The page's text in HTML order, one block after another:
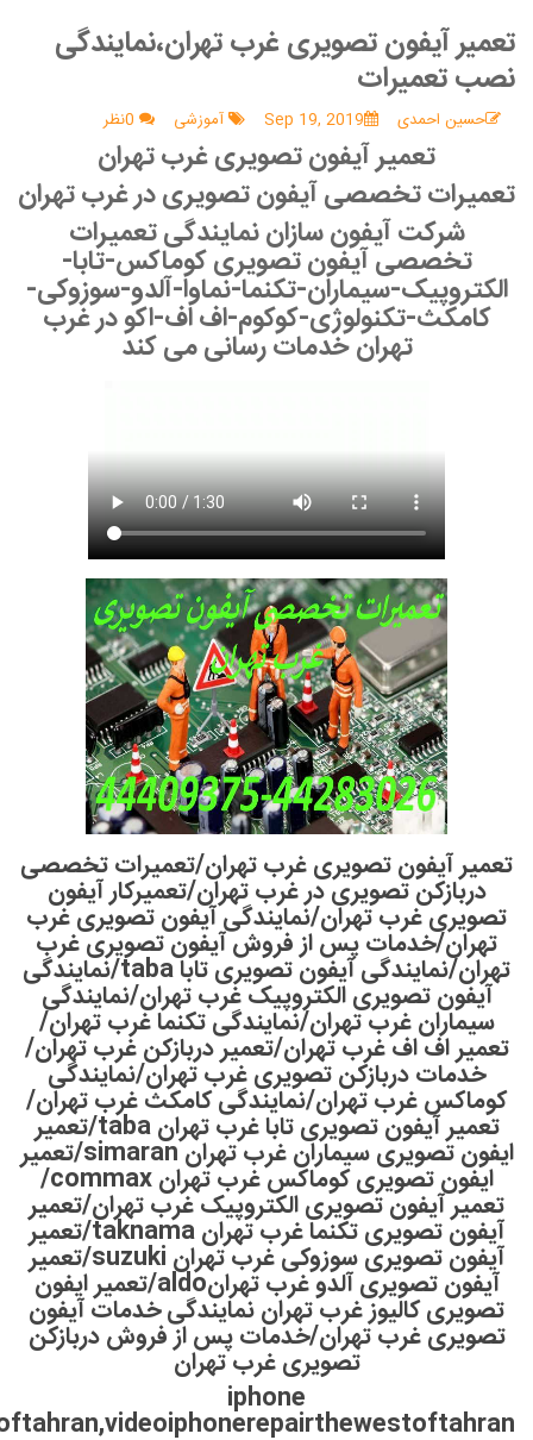
تعمیر آیفون تصویری غرب تهران،نمایندگی
نصب تعمیرات
حسین احمدی Sep 19, 2019 آموزشی
تعمیر آیفون تصویری غرب تهران
تعمیرات تخصصی آیفون تصویری در غرب تهران
شرکت آیفون سازان نمایندگی تعمیرات
تخصصی آیفون تصویری کوماکس-تابا-
الکتروپیک-سیماران-تکنما-نماوا-آلدو-سوزوکی-
کامکث-تکنولوژی-کوکوم-اف اف-اکو در غرب
تهران خدمات رسانی می کند
تعمیر آیفون تصویری غرب تهران/تعمیرات تخصصی
دربازکن تصویری در غرب تهران/تعمیرکار آیفون
تصویری غرب تهران/نمایندگی آیفون تصویری غرب
تهران/خدمات پس از فروش آیفون تصویری غرب
تهران/نمایندگی آیفون تصویری تابا taba/نمایندگی
آیفون تصویری الکتروپیک غرب تهران/نمایندگی
سیماران غرب تهران/نمایندگی تکنما غرب تهران/
تعمیر اف اف غرب تهران/تعمیر دربازکن غرب تهران/
خدمات دربازکن تصویری غرب تهران/نمایندگی
کوماکس غرب تهران/نمایندگی کامکث غرب تهران/
تعمیر آیفون تصویری تابا غرب تهران taba/تعمیر
ایفون تصویری سیماران غرب تهران simaran/تعمیر
ایفون تصویری کوماکس غرب تهران commax/
تعمیر آیفون تصویری الکتروپیک غرب تهران/تعمیر
آیفون تصویری تکنما غرب تهران taknama/تعمیر
آیفون تصویری سوزوکی غرب تهران suzuki/تعمیر
آیفون تصویری آلدو غرب تهرانaldo/تعمیر ایفون
تصویری کالیوز غرب تهران نمایندگی خدمات آیفون
تصویری غرب تهران/خدمات پس از فروش دربازکن
تصویری غرب تهران
iphone